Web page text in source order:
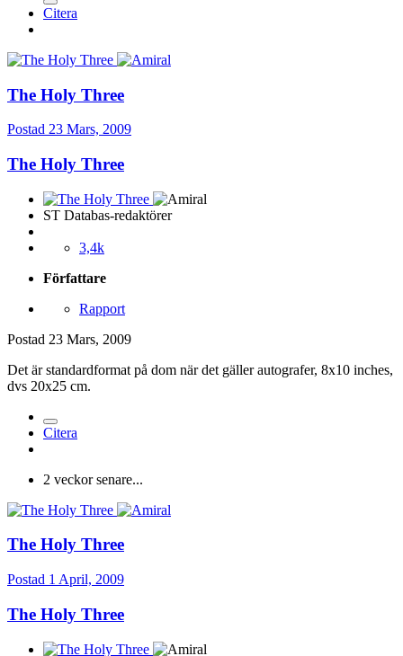
Citera
The Holy Three
Postad 23 Mars, 2009
The Holy Three
ST Databas-redaktörer
3,4k
Författare
Rapport
Postad 23 Mars, 2009
Det är standardformat på dom när det gäller autografer, 8x10 inches,
dvs 20x25 cm.
Citera
2 veckor senare...
The Holy Three
Postad 1 April, 2009
The Holy Three